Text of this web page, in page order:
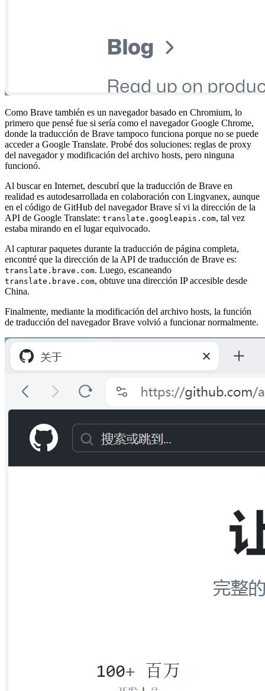
Como Brave también es un navegador basado en Chromium, lo
primero que pensé fue si sería como el navegador Google Chrome,
donde la traducción de Brave tampoco funciona porque no se puede
acceder a Google Translate. Probé dos soluciones: reglas de proxy
del navegador y modificación del archivo hosts, pero ninguna
funcionó.
Al buscar en Internet, descubrí que la traducción de Brave en
realidad es autodesarrollada en colaboración con Lingvanex, aunque
en el código de GitHub del navegador Brave sí vi la dirección de la
API de Google Translate: translate.googleapis.com, tal vez
estaba mirando en el lugar equivocado.
Al capturar paquetes durante la traducción de página completa,
encontré que la dirección de la API de traducción de Brave es:
translate.brave.com. Luego, escaneando
translate.brave.com, obtuve una dirección IP accesible desde
China.
Finalmente, mediante la modificación del archivo hosts, la función
de traducción del navegador Brave volvió a funcionar normalmente.